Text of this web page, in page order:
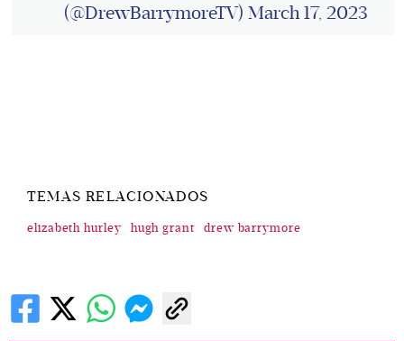
(@DrewBarrymoreTV) March 17, 2023
TEMAS RELACIONADOS
elizabeth hurley hugh grant drew barrymore